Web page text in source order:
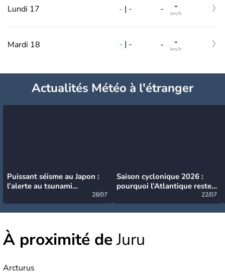
Lundi 17 - | - - -
km/h
Mardi 18 - | - - -
km/h
Actualités Météo à l'étranger
Puissant séisme au Japon :
l’alerte au tsunami
28/07
Saison cyclonique 2026 :
pourquoi l’Atlantique reste
22/07
À proximité deJuru
Arcturus